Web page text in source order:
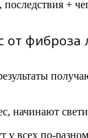
+
от фиброза
начинают
у всех по-